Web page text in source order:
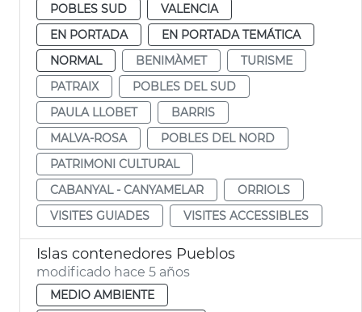
POBLES SUD
VALENCIA
EN PORTADA
EN PORTADA TEMÁTICA
NORMAL
BENIMÀMET
TURISME
PATRAIX
POBLES DEL SUD
PAULA LLOBET
BARRIS
MALVA-ROSA
POBLES DEL NORD
PATRIMONI CULTURAL
CABANYAL - CANYAMELAR
ORRIOLS
VISITES GUIADES
VISITES ACCESSIBLES
Islas contenedores Pueblos
modificado hace 5 años
MEDIO AMBIENTE